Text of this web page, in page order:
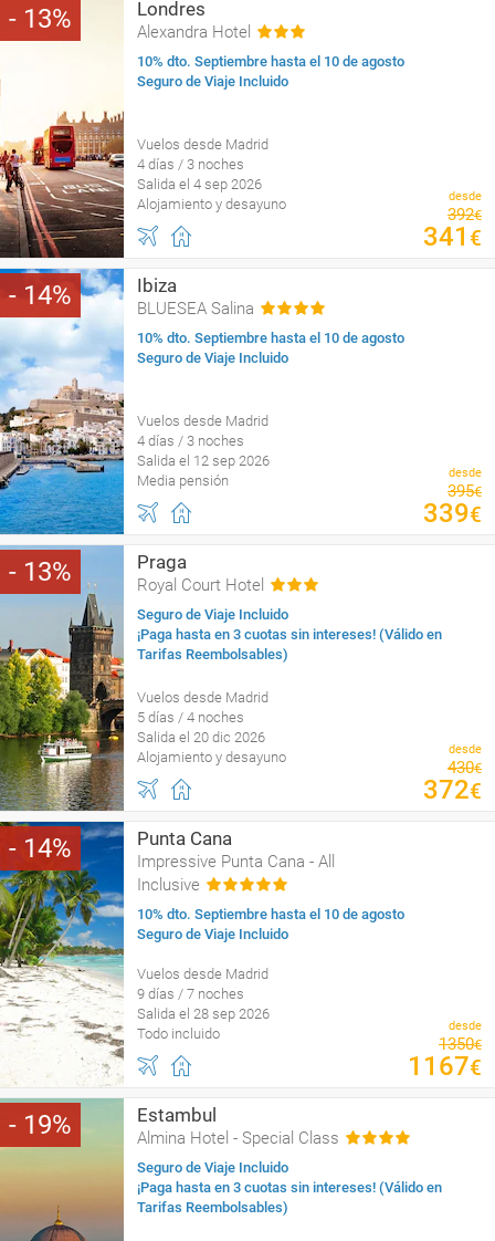
13 Londres
Alexandra Hotel
10% dto. Septiembre hasta el 10 de agosto
Seguro de Viaje Incluido
Vuelos desde Madrid
4 días / 3 noches
Salida el 4 sep 2026
Alojamiento y desayuno
desde
392€
341 €
14 Ibiza
BLUESEA Salina
10% dto. Septiembre hasta el 10 de agosto
Seguro de Viaje Incluido
Vuelos desde Madrid
4 días / 3 noches
Salida el 12 sep 2026
Media pensión
desde
395€
339€
13 Praga
Royal Court Hotel
Seguro de Viaje Incluido
¡Paga hasta en 3 cuotas sin intereses! (Válido en
Tarifas Reembolsables)
Vuelos desde Madrid
5 días / 4 noches
Salida el 20 dic 2026
Alojamiento y desayuno
desde
430€
372€
14 Punta Cana
Impressive Punta Cana - All
Inclusive
10% dto. Septiembre hasta el 10 de agosto
Seguro de Viaje Incluido
Vuelos desde Madrid
9 días / 7 noches
Salida el 28 sep 2026
Todo incluido
desde
1350€
1167€
19 Estambul
Almina Hotel - Special Class
Seguro de Viaje Incluido
¡Paga hasta en 3 cuotas sin intereses! (Válido en
Tarifas Reembolsables)